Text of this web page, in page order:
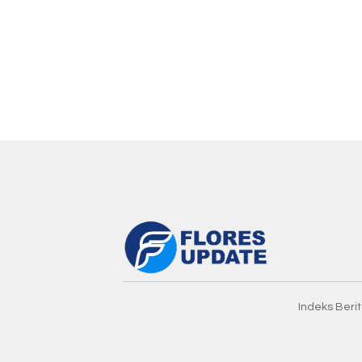
Indeks